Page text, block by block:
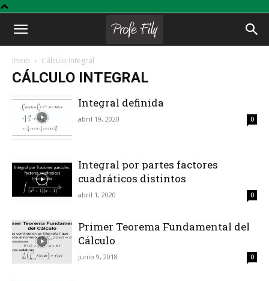
Profe
Inicio Cálculo integral
CÁLCULO INTEGRAL
Integral definida
abril 19, 2020 0
Integral por partes factores
cuadráticos distintos
abril 1, 2020 0
Primer Teorema Fundamental del
Cálculo
junio 9, 2018 0